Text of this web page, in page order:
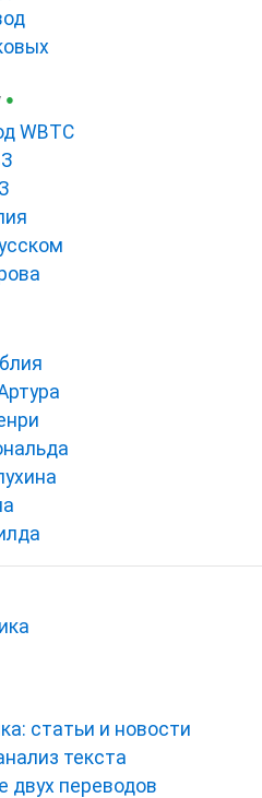
●
WBTC
статьи и новости
текста
двух переводов